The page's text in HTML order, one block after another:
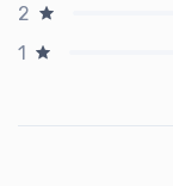
2
1